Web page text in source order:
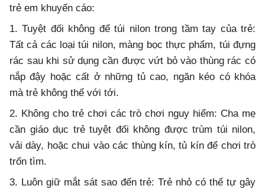
trẻ em khuyến cáo:
1. Tuyệt đối không để túi nilon trong tầm tay của trẻ:
Tất cả các loại túi nilon, màng bọc thực phẩm, túi đựng
rác sau khi sử dụng cần được vứt bỏ vào thùng rác có
nắp đậy hoặc cất ở những tủ cao, ngăn kéo có khóa
mà trẻ không thể với tới.
2. Không cho trẻ chơi các trò chơi nguy hiểm: Cha mẹ
cần giáo dục trẻ tuyệt đối không được trùm túi nilon,
vải dày, hoặc chui vào các thùng kín, tủ kín để chơi trò
trốn tìm.
3. Luôn giữ mắt sát sao đến trẻ: Trẻ nhỏ có thể tự gây